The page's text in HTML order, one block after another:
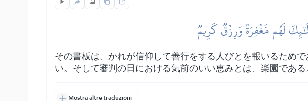
لَهُم مَّغۡفِرَةٞ وَرِزۡقٞ كَرِيمٞ
その書板は、かれが信仰して善行をする人びとを報いるため
い。そして審判の日における気前のいい恵みとは、楽園である
Mostra altre traduzioni